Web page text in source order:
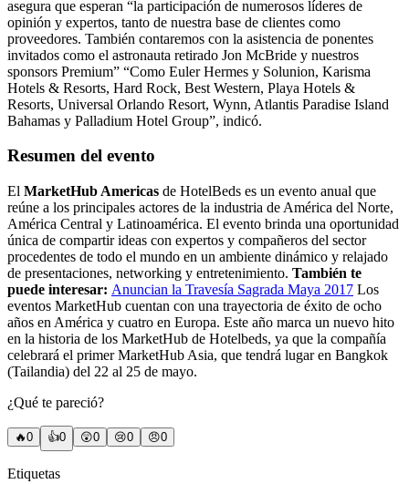
asegura que esperan “la participación de numerosos líderes de
opinión y expertos, tanto de nuestra base de clientes como
proveedores. También contaremos con la asistencia de ponentes
invitados como el astronauta retirado Jon McBride y nuestros
sponsors Premium” “Como Euler Hermes y Solunion, Karisma
Hotels & Resorts, Hard Rock, Best Western, Playa Hotels &
Resorts, Universal Orlando Resort, Wynn, Atlantis Paradise Island
Bahamas y Palladium Hotel Group”, indicó.
Resumen del evento
El MarketHub Americas de HotelBeds es un evento anual que
reúne a los principales actores de la industria de América del Norte,
América Central y Latinoamérica. El evento brinda una oportunidad
única de compartir ideas con expertos y compañeros del sector
procedentes de todo el mundo en un ambiente dinámico y relajado
de presentaciones, networking y entretenimiento. También te
puede interesar: Anuncian la Travesía Sagrada Maya 2017 Los
eventos MarketHub cuentan con una trayectoria de éxito de ocho
años en América y cuatro en Europa. Este año marca un nuevo hito
en la historia de los MarketHub de Hotelbeds, ya que la compañía
celebrará el primer MarketHub Asia, que tendrá lugar en Bangkok
(Tailandia) del 22 al 25 de mayo.
¿Qué te pareció?
🔥0 👍0 😲0 😢0 😠0
Etiquetas